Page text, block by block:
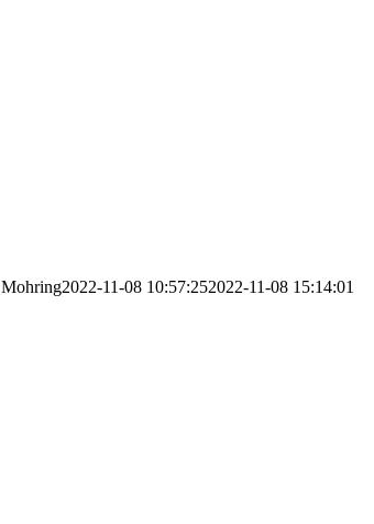
Mohring2022-11-08 10:57:252022-11-08 15:14:01